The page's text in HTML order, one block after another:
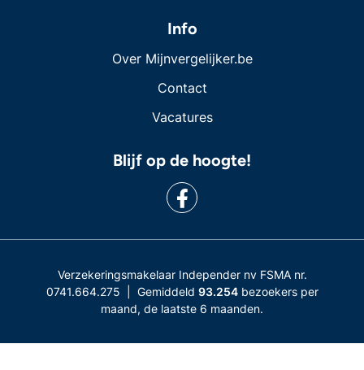
Info
Over Mijnvergelijker.be
Contact
Vacatures
Blijf op de hoogte!
Verzekeringsmakelaar Independer nv FSMA nr.
0741.664.275 | Gemiddeld 93.254bezoekers per
maand, de laatste 6 maanden.